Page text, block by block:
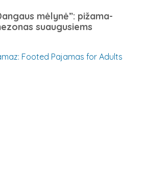
mėlynė”: pižama-
suaugusiems